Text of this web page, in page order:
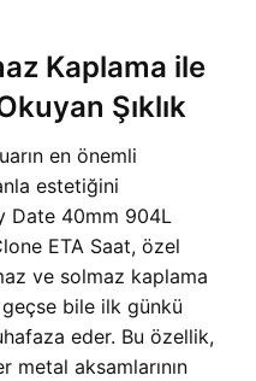
Kaplama ile
Şıklık
en önemli
estetiğini
Date 40mm 904L
ETA Saat, özel
ve solmaz kaplama
bile ilk günkü
eder. Bu özellik,
metal aksamlarının